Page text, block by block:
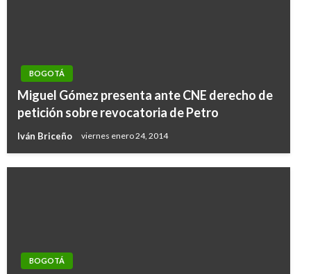
BOGOTÁ
Miguel Gómez presenta ante CNE derecho de
petición sobre revocatoria de Petro
Iván Briceño viernes enero 24, 2014
BOGOTÁ